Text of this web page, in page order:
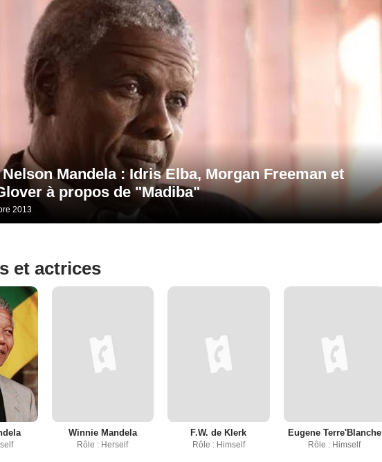
Mandela : Idris Elba, Morgan Freeman et
à propos de "Madiba"
2013
et actrices
Winnie Mandela
Rôle : Herself
F.W. de Klerk
Rôle : Himself
Eugene Terre'Blanche
Rôle : Himself